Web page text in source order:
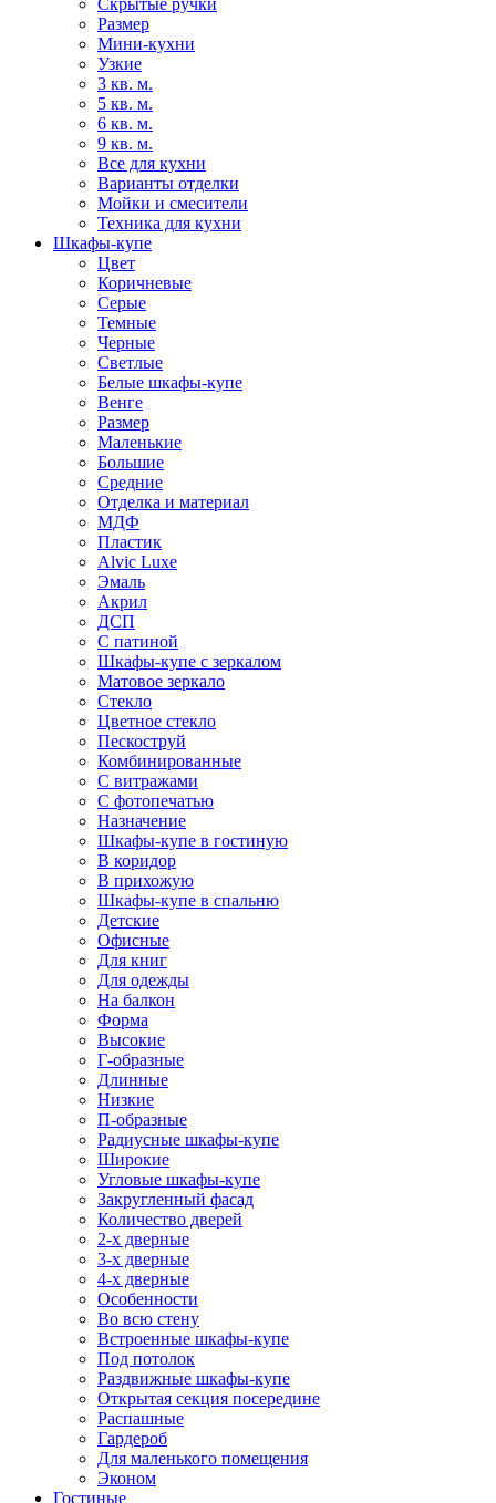
Скрытые ручки
Размер
Мини-кухни
Узкие
3 кв. м.
5 кв. м.
6 кв. м.
9 кв. м.
Все для кухни
Варианты отделки
Мойки и смесители
Техника для кухни
Шкафы-купе
Цвет
Коричневые
Серые
Темные
Черные
Светлые
Белые шкафы-купе
Венге
Размер
Маленькие
Большие
Средние
Отделка и материал
МДФ
Пластик
Alvic Luxe
Эмаль
Акрил
ДСП
С патиной
Шкафы-купе с зеркалом
Матовое зеркало
Стекло
Цветное стекло
Пескоструй
Комбинированные
С витражами
С фотопечатью
Назначение
Шкафы-купе в гостиную
В коридор
В прихожую
Шкафы-купе в спальню
Детские
Офисные
Для книг
Для одежды
На балкон
Форма
Высокие
Г-образные
Длинные
Низкие
П-образные
Радиусные шкафы-купе
Широкие
Угловые шкафы-купе
Закругленный фасад
Количество дверей
2-х дверные
3-х дверные
4-х дверные
Особенности
Во всю стену
Встроенные шкафы-купе
Под потолок
Раздвижные шкафы-купе
Открытая секция посередине
Распашные
Гардероб
Для маленького помещения
Эконом
Гостиные